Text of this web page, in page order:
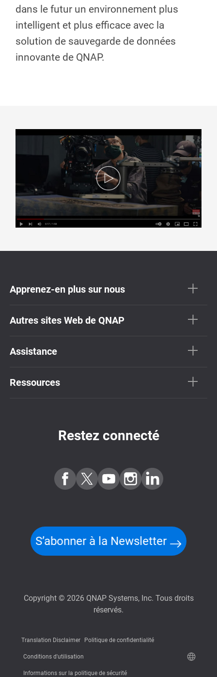
dans le futur un environnement plus
intelligent et plus efficace avec la
solution de sauvegarde de données
innovante de QNAP.
Apprenez-en plus sur nous
Autres sites Web de QNAP
Assistance
Ressources
Restez connecté
S’abonner à la Newsletter
Copyright © 2026 QNAP Systems, Inc. Tous droits
réservés.
Translation Disclaimer Politique de confidentialité
Conditions d'utilisation
Informations sur la politique de sécurité